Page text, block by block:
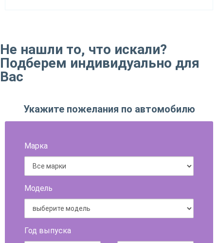
Не нашли то, что искали?
Подберем индивидуально для
Вас
Укажите пожелания по автомобилю
Марка
Модель
Год выпуска